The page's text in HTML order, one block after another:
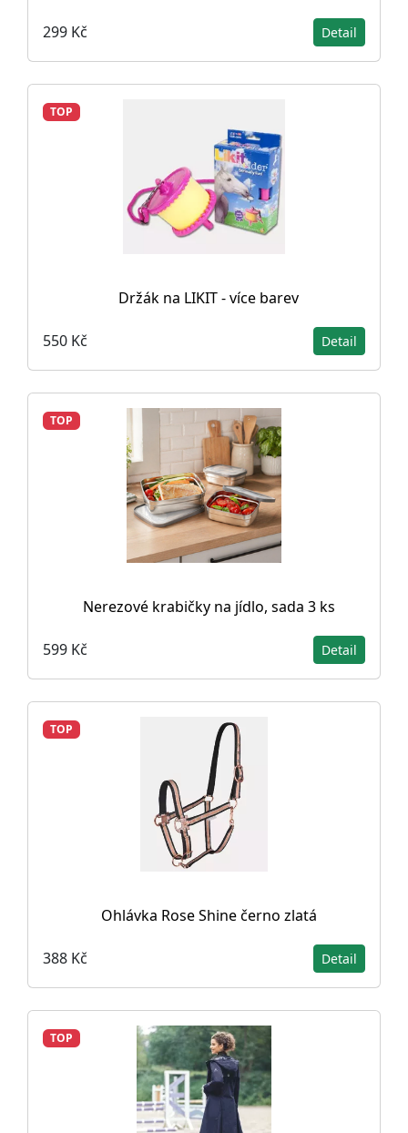
299 Kč Detail
TOP
Držák na LIKIT - více barev
550 Kč Detail
TOP
Nerezové krabičky na jídlo, sada 3 ks
599 Kč Detail
TOP
Ohlávka Rose Shine černo zlatá
388 Kč Detail
TOP